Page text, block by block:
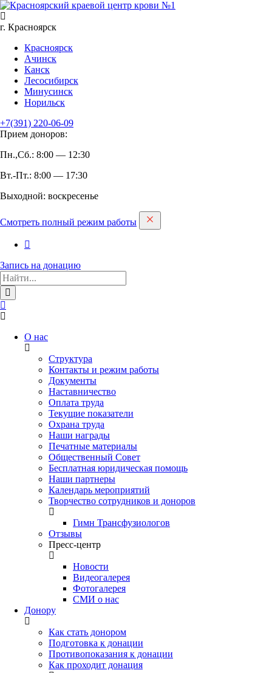
г. Красноярск
Красноярск
Ачинск
Канск
Лесосибирск
Минусинск
Норильск
+7(391) 220-06-09
Прием доноров:
Пн.,Сб.: 8:00 — 12:30
Вт.-Пт.: 8:00 — 17:30
Выходной: воскресенье
Смотреть полный режим работы
Запись на дoнацию
О нас
Структура
Контакты и режим работы
Документы
Наставничество
Оплата труда
Текущие показатели
Охрана труда
Наши награды
Печатные материалы
Общественный Совет
Бесплатная юридическая помощь
Наши партнеры
Календарь мероприятий
Творчество сотрудников и доноров
Гимн Трансфузиологов
Отзывы
Пресс-центр
Новости
Видеогалерея
Фотогалерея
СМИ о нас
Донору
Как стать донором
Подготовка к донации
Противопоказания к донации
Как проходит донация